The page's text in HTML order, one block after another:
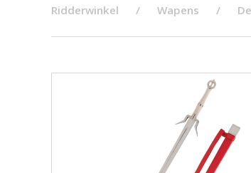
Ridderwinkel Wapens